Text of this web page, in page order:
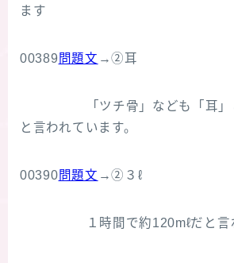
ます
00389 問題文 →②耳
「ツチ骨」なども「耳」と
と言われています。
00390問題文 →②３ℓ
１時間で約120mℓだと言わ